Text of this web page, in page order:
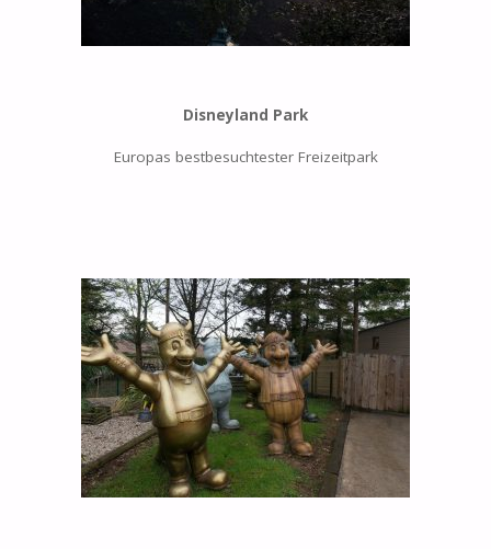
Disneyland Park
Europas bestbesuchtester Freizeitpark